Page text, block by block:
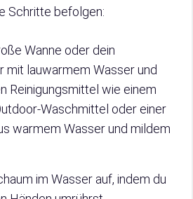
Schritte befolgen:
Wanne oder dein
mit lauwarmem Wasser und
Reinigungsmittel wie einem
Waschmittel oder einer
warmem Wasser und mildem
im Wasser auf, indem du